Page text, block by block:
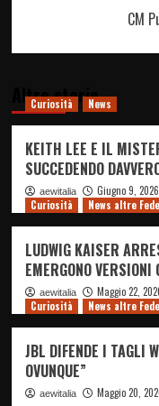
CM
Altre storie
Curiosità News
KEITH LEE E IL
SUCCEDENDO
aewitalia Giugno 9, 2026
Curiosità News altre
LUDWIG KAISER
EMERGONO
aewitalia Maggio 22,
Curiosità News altre
JBL DIFENDE I TAGLI
OVUNQUE”
aewitalia Maggio 20,